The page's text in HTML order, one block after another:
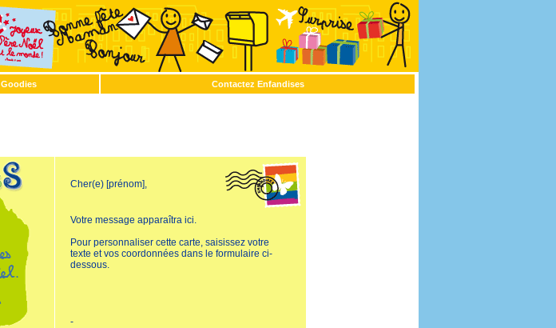
Goodies Contactez Enfandises
Cher(e) [prénom],
Votre message apparaîtra ici.
Pour personnaliser cette carte, saisissez votre
texte et vos coordonnées dans le formulaire ci-
dessous.
-